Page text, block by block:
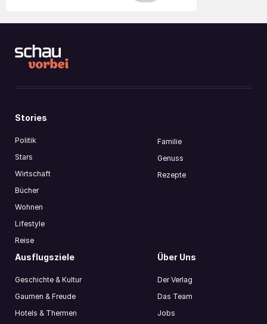
Stories
Politik
Stars
Wirtschaft
Bücher
Wohnen
Lifestyle
Reise
Familie
Genuss
Rezepte
Ausflugsziele
Geschichte & Kultur
Gaumen & Freude
Hotels & Thermen
Über Uns
Der Verlag
Das Team
Jobs